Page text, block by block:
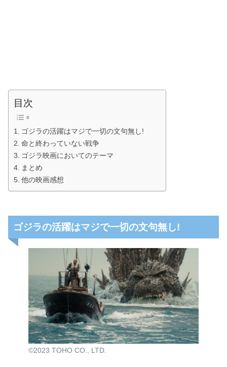
目次
ゴジラの活躍はマジで一切の文句無し!
命と終わっていない戦争
ゴジラ映画においてのテーマ
まとめ
他の映画感想
ゴジラの活躍はマジで一切の文句無し!
©2023 TOHO CO., LTD.